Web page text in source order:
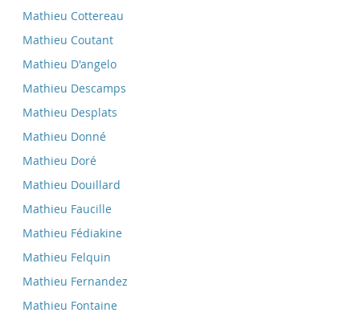
Mathieu Cottereau
Mathieu Coutant
Mathieu D'angelo
Mathieu Descamps
Mathieu Desplats
Mathieu Donné
Mathieu Doré
Mathieu Douillard
Mathieu Faucille
Mathieu Fédiakine
Mathieu Felquin
Mathieu Fernandez
Mathieu Fontaine